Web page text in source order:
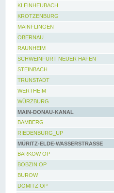
KLEINHEUBACH
KROTZENBURG
MAINFLINGEN
OBERNAU
RAUNHEIM
SCHWEINFURT NEUER HAFEN
STEINBACH
TRUNSTADT
WERTHEIM
WÜRZBURG
MAIN-DONAU-KANAL
BAMBERG
RIEDENBURG_UP
MÜRITZ-ELDE-WASSERSTRASSE
BARKOW OP
BOBZIN OP
BUROW
DÖMITZ OP